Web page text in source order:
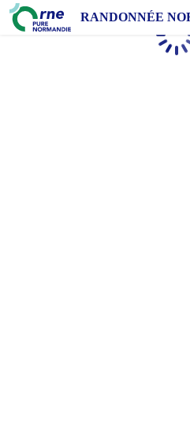
RANDONNÉE